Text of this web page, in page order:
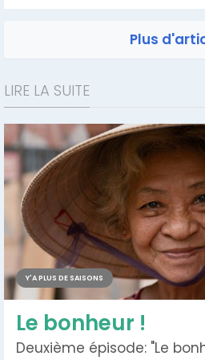
charlatans parviennent à
mensonges sans que l’on
Plus
LIRE LA SUITE
Y'A PLUS DE SAISONS
Le bonheur !
Deuxième épisode: "Le